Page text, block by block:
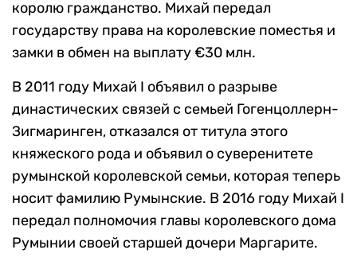
королю гражданство. Михай передал
государству права на королевские поместья и
замки в обмен на выплату €30 млн.
В 2011 году Михай I объявил о разрыве
династических связей с семьей Гогенцоллерн-
Зигмаринген, отказался от титула этого
княжеского рода и объявил о суверенитете
румынской королевской семьи, которая теперь
носит фамилию Румынские. В 2016 году Михай I
передал полномочия главы королевского дома
Румынии своей старшей дочери Маргарите.